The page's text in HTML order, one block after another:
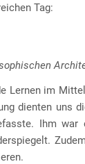
Tag:
Lernen im
dienten uns
Ihm